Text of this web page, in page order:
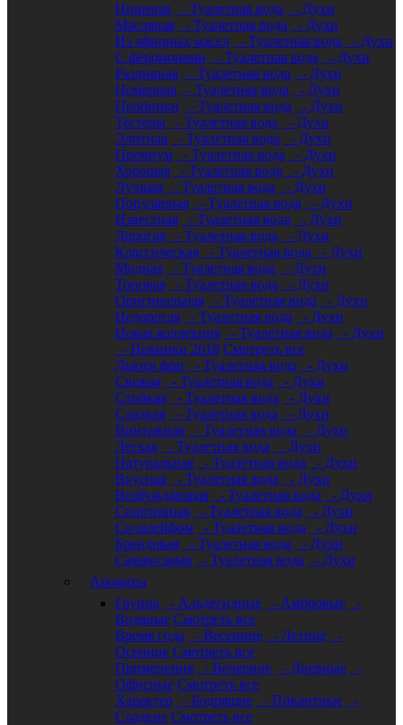
Нишевая - Туалетная вода
- Духи
Масляная
- Туалетная вода
- Духи
Из эфирных масел
- Туалетная вода
- Духи
С феромонами
- Туалетная вода
- Духи
Разливная
- Туалетная вода
- Духи
Номерная
- Туалетная вода
- Духи
Пробники
- Туалетная вода
- Духи
Тестеры
- Туалетная вода
- Духи
Элитная
- Туалетная вода
- Духи
Премиум
- Туалетная вода
- Духи
Хорошая
- Туалетная вода
- Духи
Лучшая
- Туалетная вода
- Духи
Популярная
- Туалетная вода
- Духи
Известная
- Туалетная вода
- Духи
Дорогая
- Туалетная вода
- Духи
Классическая
- Туалетная вода
- Духи
Модная
- Туалетная вода
- Духи
Топовая
- Туалетная вода
- Духи
Оригинальная
- Туалетная вода
- Духи
Недорогая
- Туалетная вода
- Духи
Новая коллекция
- Туалетная вода
- Духи
- Новинки 2018 Смотреть все
Дьюти фри
- Туалетная вода
- Духи
Свежая
- Туалетная вода
- Духи
Стойкая
- Туалетная вода
- Духи
Сладкая
- Туалетная вода
- Духи
Винтажная
- Туалетная вода
- Духи
Легкая
- Туалетная вода
- Духи
Натуральная
- Туалетная вода
- Духи
Вкусная
- Туалетная вода
- Духи
Возбуждающая
- Туалетная вода
- Духи
Спортивная
- Туалетная вода
- Духи
Со шлейфом
- Туалетная вода
- Духи
Брендовая
- Туалетная вода
- Духи
Самая-самая
- Туалетная вода
- Духи
Ароматы
Группа
- Альдегидные - Амбровые
-
Водяные Смотреть все
Время года
- Весенние - Летние
-
Осенние Смотреть все
Применения
- Вечерние - Дневные
-
Офисные Смотреть все
Характер
- Бодрящие - Пикантные
-
Сладкие Смотреть все